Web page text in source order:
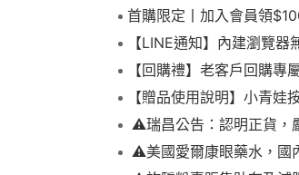
首購限定丨加入會員領
惠！【LINE通知】內建瀏覽器
下拉選單
【回購禮】老客戶回購專
折扣碼現折$100
【贈品使用說明】小青娃
⚠️瑞昌公告：認明正貨，
詐騙⚠️美國愛爾康眼藥水，國
美納里
本站